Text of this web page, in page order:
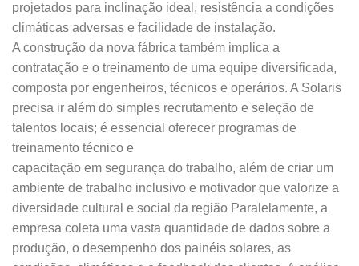
projetados para inclinação ideal, resistência a condições
climáticas adversas e facilidade de instalação.
A construção da nova fábrica também implica a
contratação e o treinamento de uma equipe diversificada,
composta por engenheiros, técnicos e operários. A Solaris
precisa ir além do simples recrutamento e seleção de
talentos locais; é essencial oferecer programas de
treinamento técnico e
capacitação em segurança do trabalho, além de criar um
ambiente de trabalho inclusivo e motivador que valorize a
diversidade cultural e social da região Paralelamente, a
empresa coleta uma vasta quantidade de dados sobre a
produção, o desempenho dos painéis solares, as